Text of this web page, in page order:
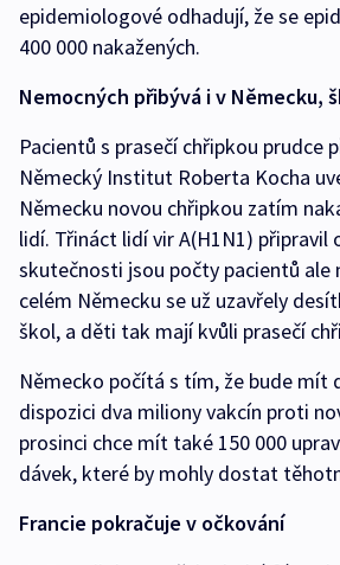
epidemiologové odhadují, že se
400 000 nakažených.
Nemocných přibývá i v Německu,
Pacientů s prasečí chřipkou prudce
Německý Institut Roberta Kocha
Německu novou chřipkou zatím
lidí. Třináct lidí vir A(H1N1) připravil
skutečnosti jsou počty pacientů ale
celém Německu se už uzavřely
škol, a děti tak mají kvůli prasečí
Německo počítá s tím, že bude mít
dispozici dva miliony vakcín proti
prosinci chce mít také 150 000
dávek, které by mohly dostat
Francie pokračuje v očkování